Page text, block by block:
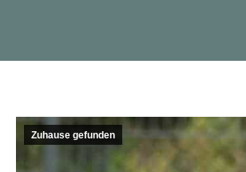
Zuhause gefunden